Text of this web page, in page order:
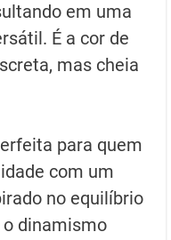
em uma
É a cor de
mas cheia
para quem
com um
no equilíbrio
dinamismo